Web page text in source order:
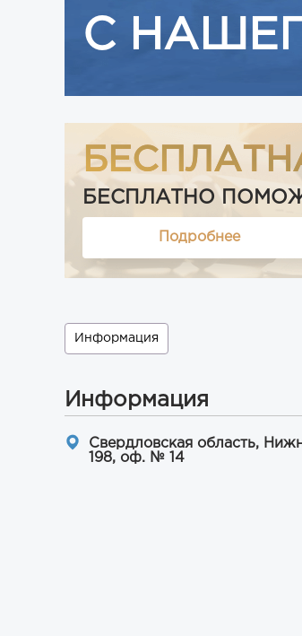
С
БЕСПЛАТНО
Подробнее
Информация
Информация
Свердловская область,
198, оф. № 14